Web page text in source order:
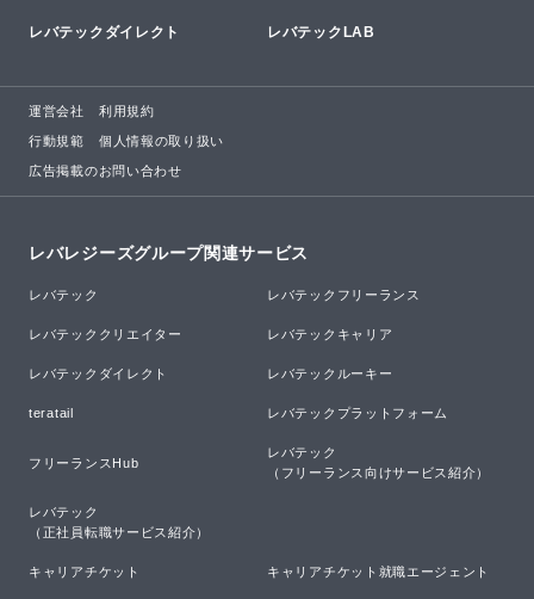
レバテックダイレクト レバテックLAB
運営会社 利用規約
行動規範 個人情報の取り扱い
広告掲載のお問い合わせ
レバレジーズグループ関連サービス
レバテック レバテックフリーランス
レバテッククリエイター レバテックキャリア
レバテックダイレクト レバテックルーキー
teratail レバテックプラットフォーム
フリーランスHub
レバテック
（フリーランス向けサービス紹介）
レバテック
（正社員転職サービス紹介）
キャリアチケット キャリアチケット就職エージェント